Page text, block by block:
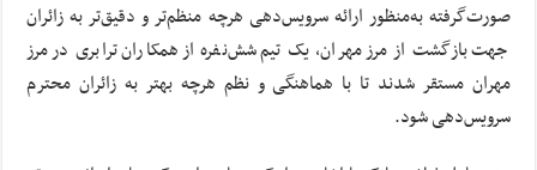
صورت‌گرفته به‌منظور ارائه سرویس‌دهی هرچه منظم‌تر و دقیق‌تر به زائران
جهت بازگشت از مرز مهران، یک تیم شش‌نفره از همکاران ترابری در مرز
مهران مستقر شدند تا با هماهنگی و نظم هرچه بهتر به زائران محترم
سرویس‌دهی شود.